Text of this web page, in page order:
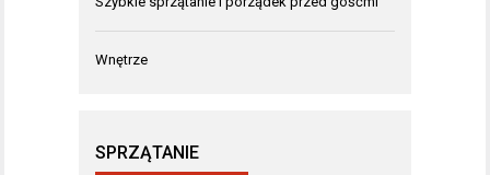
Wnętrze
SPRZĄTANIE